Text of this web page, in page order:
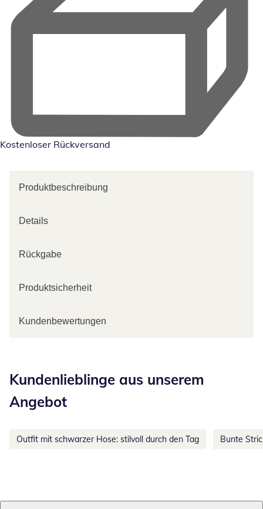
Kostenloser Rückversand
Produktbeschreibung
Details
Rückgabe
Produktsicherheit
Kundenbewertungen
Kundenlieblinge aus unserem
Angebot
Outfit mit schwarzer Hose: stilvoll durch den Tag Bunte